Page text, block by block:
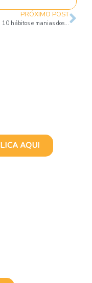
PRÓXIMO POST
Conheça 10 hábitos e manias dos italianos
AQUI